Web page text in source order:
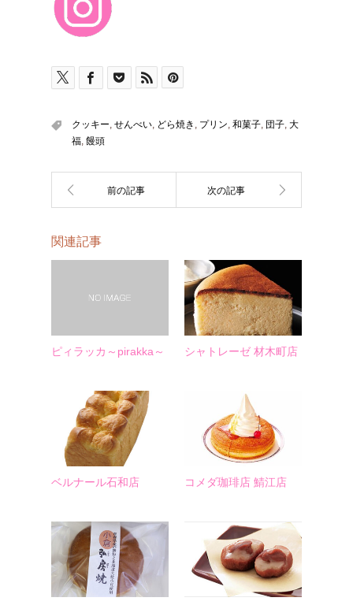
クッキー, せんべい, どら焼き , プリン, 和菓子, 団子, 大
福, 饅頭
関連記事
ピィラッカ～pirakka～ シャトレーゼ 材木町店
ベルナール石和店 コメダ珈琲店 鯖江店